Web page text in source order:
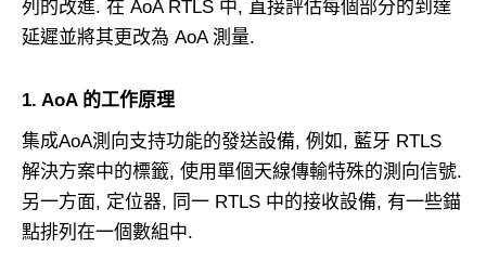
列的改進. 在 AoA RTLS 中, 直接評估每個部分的到達
延遲並將其更改為 AoA 測量.
1. AoA 的工作原理
集成AoA測向支持功能的發送設備, 例如, 藍牙 RTLS
解決方案中的標籤, 使用單個天線傳輸特殊的測向信號.
另一方面, 定位器, 同一 RTLS 中的接收設備, 有一些錨
點排列在一個數組中.